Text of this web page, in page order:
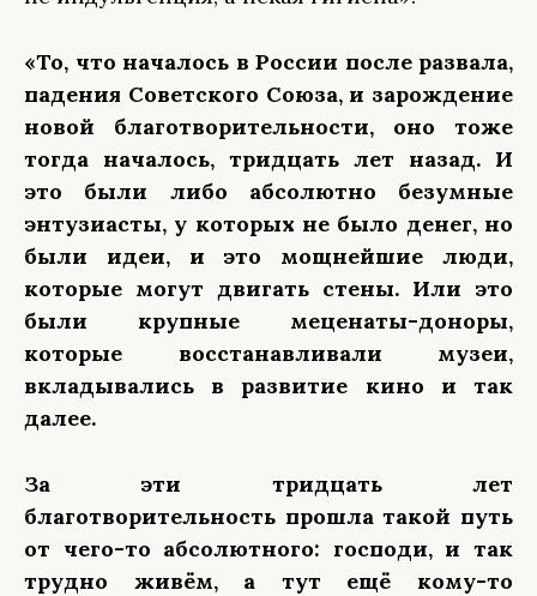
«То, что началось в России после развала,
падения Советского Союза, и зарождение
новой благотворительности, оно тоже
тогда началось, тридцать лет назад. И
это были либо абсолютно безумные
энтузиасты, у которых не было денег, но
были идеи, и это мощнейшие люди,
которые могут двигать стены. Или это
были крупные меценаты-доноры,
которые восстанавливали музеи,
вкладывались в развитие кино и так
далее.
За эти тридцать лет
благотворительность прошла такой путь
от чего-то абсолютного: господи, и так
трудно живём, а тут ещё кому-то